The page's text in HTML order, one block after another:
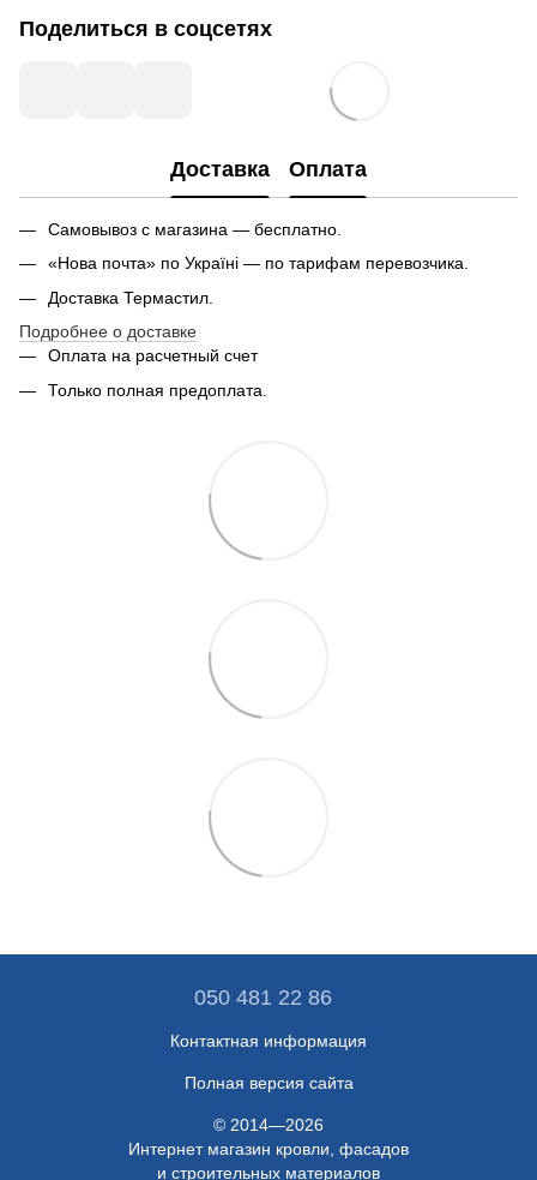
Поделиться в соцсетях
Доставка Оплата
Самовывоз с магазина — бесплатно.
«Нова почта» по Україні — по тарифам перевозчика.
Доставка Термастил.
Подробнее о доставке
Оплата на расчетный счет
Только полная предоплата.
050 481 22 86
Контактная информация
Полная версия сайта
© 2014—2026
Интернет магазин кровли, фасадов
и строительных материалов